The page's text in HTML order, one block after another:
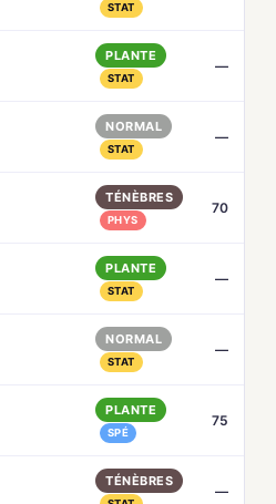
STAT
PLANTE
STAT
—
NORMAL
STAT
—
TÉNÈBRES
PHYS
70
PLANTE
STAT
—
NORMAL
STAT
—
PLANTE
SPÉ
75
TÉNÈBRES
—